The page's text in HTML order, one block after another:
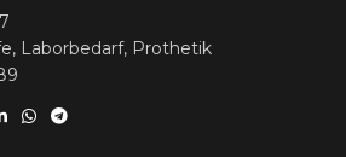
, Laborbedarf, Prothetik